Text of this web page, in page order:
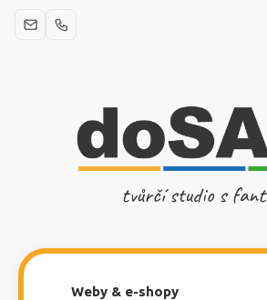
tvůrčí studio s
Weby & e-shopy